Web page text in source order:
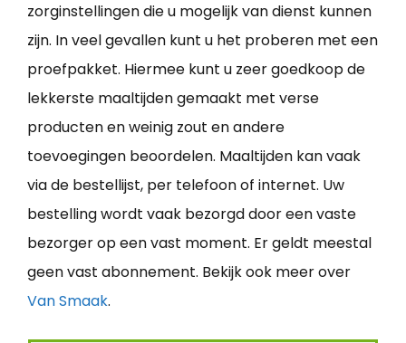
zorginstellingen die u mogelijk van dienst kunnen
zijn. In veel gevallen kunt u het proberen met een
proefpakket. Hiermee kunt u zeer goedkoop de
lekkerste maaltijden gemaakt met verse
producten en weinig zout en andere
toevoegingen beoordelen. Maaltijden kan vaak
via de bestellijst, per telefoon of internet. Uw
bestelling wordt vaak bezorgd door een vaste
bezorger op een vast moment. Er geldt meestal
geen vast abonnement. Bekijk ook meer over
Van Smaak.